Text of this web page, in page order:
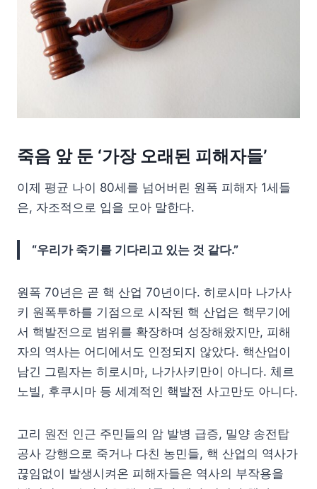
죽음 앞 둔 ‘가장 오래된 피해자들’
이제 평균 나이 80세를 넘어버린 원폭 피해자 1세들
은, 자조적으로 입을 모아 말한다.
“우리가 죽기를 기다리고 있는 것 같다.”
원폭 70년은 곧 핵 산업 70년이다. 히로시마 나가사
키 원폭투하를 기점으로 시작된 핵 산업은 핵무기에
서 핵발전으로 범위를 확장하며 성장해왔지만, 피해
자의 역사는 어디에서도 인정되지 않았다. 핵산업이
남긴 그림자는 히로시마, 나가사키만이 아니다. 체르
노빌, 후쿠시마 등 세계적인 핵발전 사고만도 아니다.
고리 원전 인근 주민들의 암 발병 급증, 밀양 송전탑
공사 강행으로 죽거나 다친 농민들, 핵 산업의 역사가
끊임없이 발생시켜온 피해자들은 역사의 부작용을